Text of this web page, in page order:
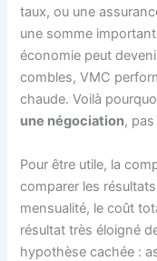
taux, ou une
une somme
économie peut
combles, VMC
chaude. Voilà
une négociation,
Pour être utile, la
comparer les
mensualité, le coût
résultat très éloigné
hypothèse cachée :